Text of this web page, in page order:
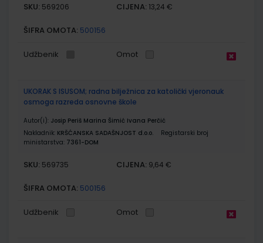
SKU: 569206 CIJENA: 13,24 €
ŠIFRA OMOTA: 500156
Udžbenik Omot
UKORAK S ISUSOM; radna bilježnica za katolički vjeronauk
osmoga razreda osnovne škole
Autor(i): Josip Periš Marina Šimić Ivana Perčić
Nakladnik: KRŠĆANSKA SADAŠNJOST d.o.o.
Registarski broj
ministarstva: 7361-DOM
SKU: 569735 CIJENA: 9,64 €
ŠIFRA OMOTA: 500156
Udžbenik Omot